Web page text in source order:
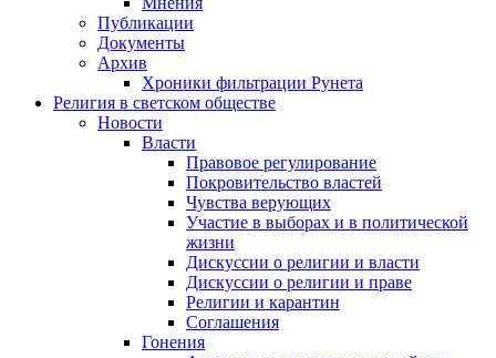
Публикации
Документы
Архив
Хроники фильтрации Рунета
Религия в светском обществе
Новости
Власти
Правовое регулирование
Покровительство властей
Чувства верующих
Участие в выборах и в политической
жизни
Дискуссии о религии и власти
Дискуссии о религии и праве
Религии и карантин
Соглашения
Гонения